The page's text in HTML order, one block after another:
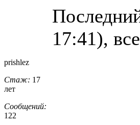
17:41),
prishlez
Стаж: 17
лет
Сообщений:
122